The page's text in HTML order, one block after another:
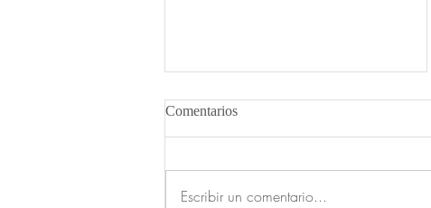
Comentarios
Escribir un comentario...